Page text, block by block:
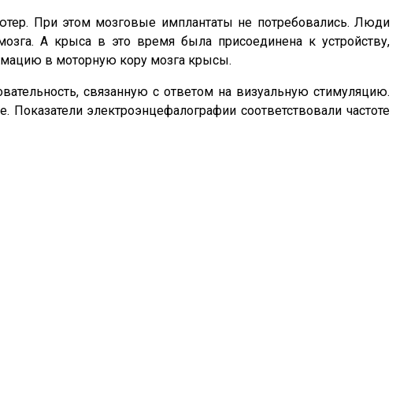
При этом мозговые имплантаты не потребовались. Люди
А крыса в это время была присоединена к устройству,
в моторную кору мозга крысы.
связанную с ответом на визуальную стимуляцию.
электроэнцефалографии соответствовали частоте